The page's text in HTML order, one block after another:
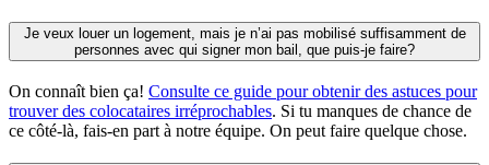
Je veux louer un logement, mais je n’ai pas mobilisé suffisamment de
personnes avec qui signer mon bail, que puis-je faire?
On connaît bien ça! Consulte ce guide pour obtenir des astuces pour
trouver des colocataires irréprochables. Si tu manques de chance de
ce côté-là, fais-en part à notre équipe. On peut faire quelque chose.